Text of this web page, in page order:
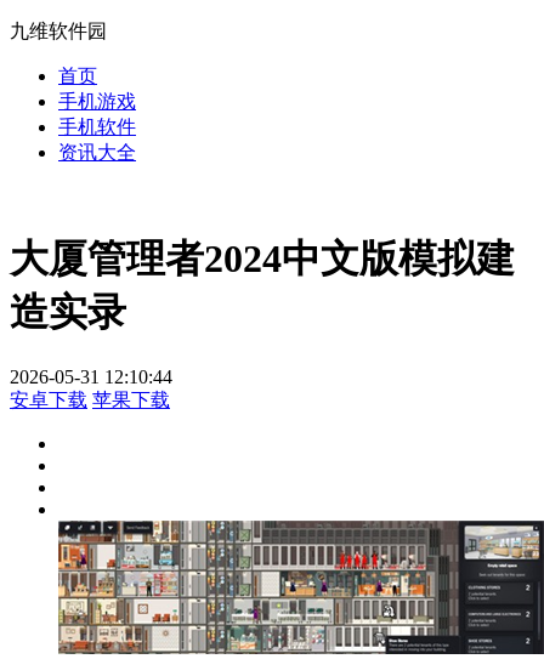
九维软件园
首页
手机游戏
手机软件
资讯大全
大厦管理者2024中文版模拟建
造实录
2026-05-31 12:10:44
安卓下载 苹果下载